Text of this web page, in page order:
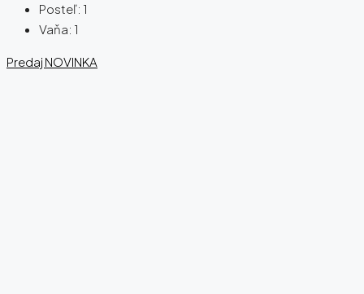
Posteľ: 1
Vaňa: 1
Predaj NOVINKA